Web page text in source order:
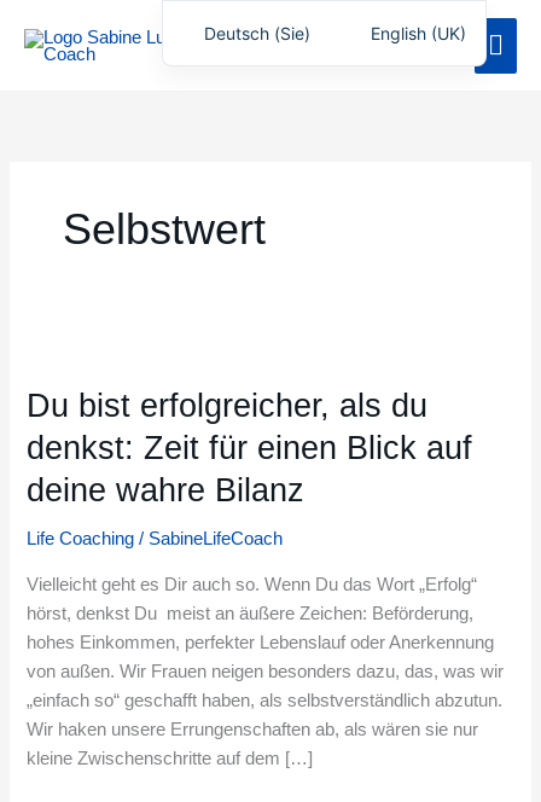
Inhalt
Selbstwert
Du bist erfolgreicher, als du
denkst: Zeit für einen Blick auf
deine wahre Bilanz
Life Coaching / SabineLifeCoach
Vielleicht geht es Dir auch so. Wenn Du das Wort „Erfolg“
hörst, denkst Du meist an äußere Zeichen: Beförderung,
hohes Einkommen, perfekter Lebenslauf oder Anerkennung
von außen. Wir Frauen neigen besonders dazu, das, was wir
„einfach so“ geschafft haben, als selbstverständlich abzutun.
Wir haken unsere Errungenschaften ab, als wären sie nur
kleine Zwischenschritte auf dem […]
erfolgreicher,
du
denkst:
für
einen
Blick
auf
wahre
Bilanz
Deutsch (Sie) English (UK)